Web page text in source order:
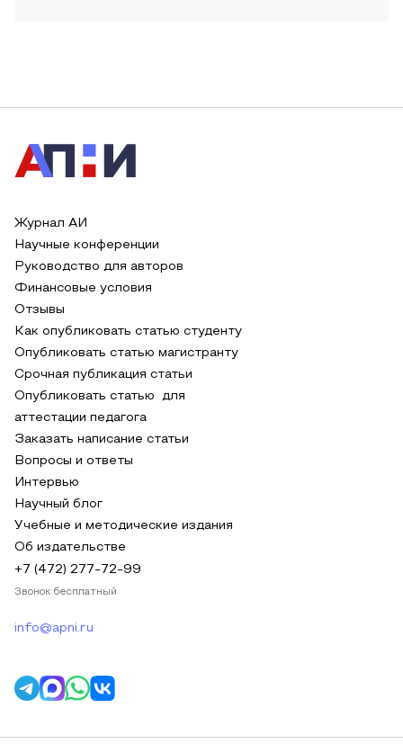
Журнал АИ
Научные конференции
Руководство для авторов
Финансовые условия
Отзывы
Как опубликовать статью студенту
Опубликовать статью магистранту
Срочная публикация статьи
Опубликовать статью для
аттестации педагога
Заказать написание статьи
Вопросы и ответы
Интервью
Научный блог
Учебные и методические издания
Об издательстве
+7 (472) 277-72-99
Звонок бесплатный
info@apni.ru